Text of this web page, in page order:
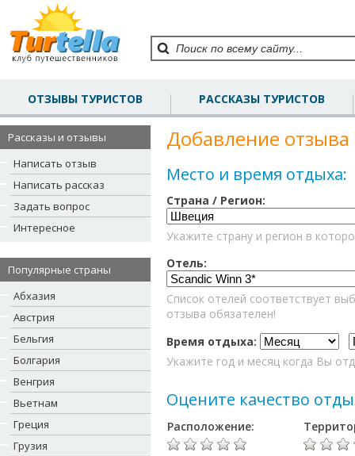
ОТЗЫВЫ ТУРИСТОВ РАССКАЗЫ ТУРИСТОВ
Рассказы и отзывы
Написать отзыв
Написать рассказ
Задать вопрос
Интересное
Популярные страны
Абхазия
Австрия
Бельгия
Болгария
Венгрия
Вьетнам
Греция
Грузия
Добавление отзыва
Место и время отдыха:
Страна / Регион:
Укажите страну и регион в
Отель:
Список отелей соответствует
отзыва обязателен!
Время отдыха:
Укажите год и месяц когда Вы
Оцените качество
Расположение: